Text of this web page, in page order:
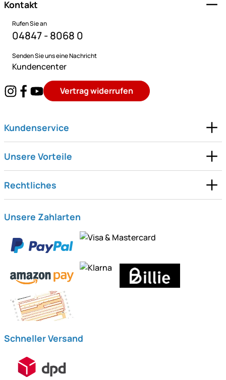
Kontakt
Rufen Sie an
04847 - 8068 0
Senden Sie uns eine Nachricht
Kundencenter
Vertrag widerrufen
Kundenservice
Unsere Vorteile
Rechtliches
Unsere Zahlarten
Schneller Versand